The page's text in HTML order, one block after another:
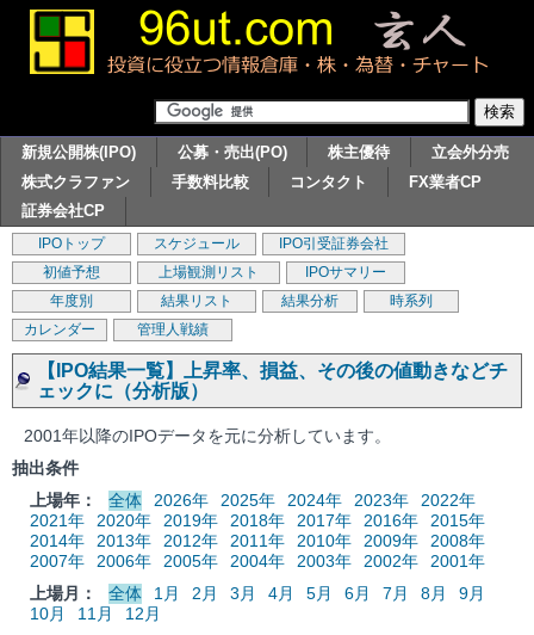
新規公開株(IPO) 公募・売出(PO) 株主優待
立会外分売
株式クラファン
手数料比較 コンタクト
FX業者CP
証券会社CP
IPOトップ スケジュール
IPO引受証券会社
初値予想
上場観測リスト
IPOサマリー
年度別
結果リスト 結果分析
時系列
カレンダー
管理人戦績
【IPO結果一覧】上昇率、損益、その後の値動きなどチ
ェックに（分析版）
2001年以降のIPOデータを元に分析しています。
抽出条件
上場年：
全体 2026年 2025年 2024年 2023年
2022年
2021年
2020年 2019年 2018年 2017年 2016年
2015年
2014年
2013年 2012年 2011年 2010年 2009年
2008年
2007年
2006年 2005年 2004年 2003年 2002年
2001年
上場月：
全体 1月 2月 3月 4月 5月 6月 7月 8月
9月
10月
11月
12月